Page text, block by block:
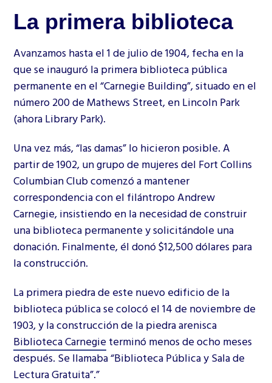
La primera biblioteca
Avanzamos hasta el 1 de julio de 1904, fecha en la
que se inauguró la primera biblioteca pública
permanente en el “Carnegie Building”, situado en el
número 200 de Mathews Street, en Lincoln Park
(ahora Library Park).
Una vez más, “las damas” lo hicieron posible. A
partir de 1902, un grupo de mujeres del Fort Collins
Columbian Club comenzó a mantener
correspondencia con el filántropo Andrew
Carnegie, insistiendo en la necesidad de construir
una biblioteca permanente y solicitándole una
donación. Finalmente, él donó $12,500 dólares para
la construcción.
La primera piedra de este nuevo edificio de la
biblioteca pública se colocó el 14 de noviembre de
1903, y la construcción de la piedra arenisca
Biblioteca Carnegieterminó menos de ocho meses
después. Se llamaba “Biblioteca Pública y Sala de
Lectura Gratuita”.”